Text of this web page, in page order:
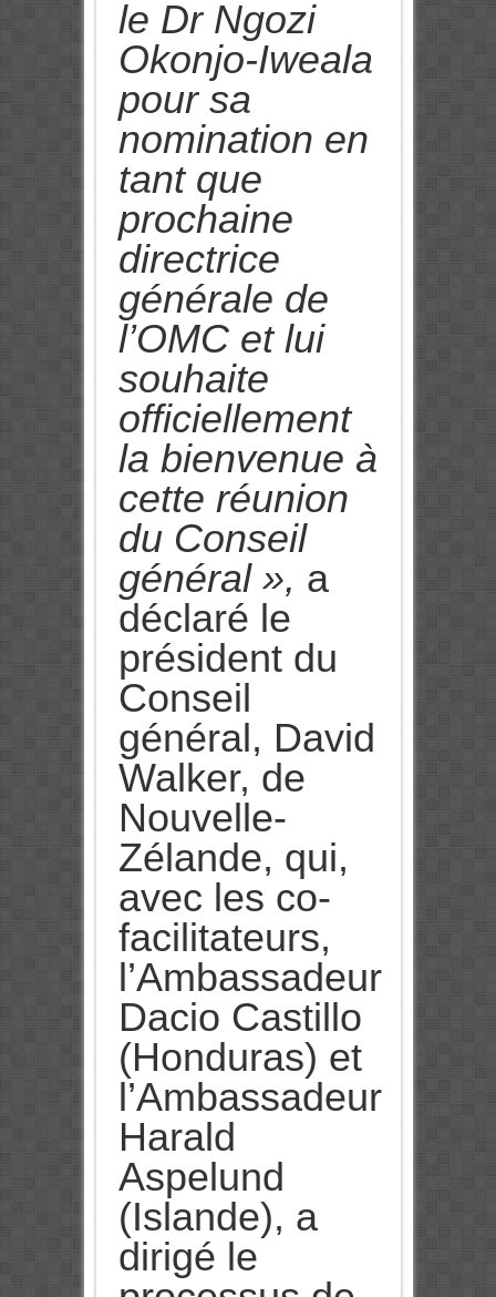
le Dr Ngozi
Okonjo-Iweala
pour sa
nomination en
tant que
prochaine
directrice
générale de
l’OMC et lui
souhaite
officiellement
la bienvenue à
cette réunion
du Conseil
général », a
déclaré le
président du
Conseil
général, David
Walker, de
Nouvelle-
Zélande, qui,
avec les co-
facilitateurs,
l’Ambassadeur
Dacio Castillo
(Honduras) et
l’Ambassadeur
Harald
Aspelund
(Islande), a
dirigé le